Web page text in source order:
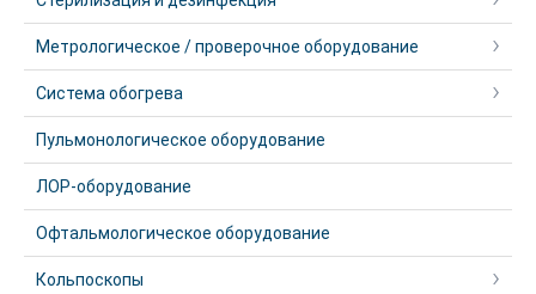
Метрологическое / проверочное оборудование
Система обогрева
Пульмонологическое оборудование
ЛОР-оборудование
Офтальмологическое оборудование
Кольпоскопы